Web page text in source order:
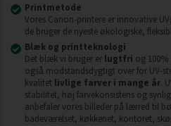
Printmetode
Vores Canon-printere er innovative
de bruger de nyeste økologiske,
Blæk og printteknologi
Det blæk vi bruger er lugtfri og 100%
også modstandsdygtigt over for UV-
kvalitet livlige farver i mange år.
stabilitet, høj farvekonsistens og
anbefaler vores billeder på lærred til
badeværelset, køkkenet, kontoret,